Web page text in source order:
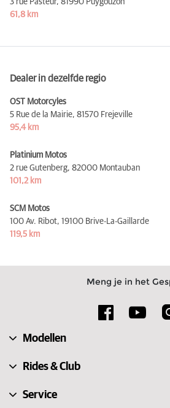
61,8 km
Dealer in dezelfde regio
OST Motorcyles
5 Rue de la Mairie, 81570 Frejeville
95,4 km
Platinium Motos
2 rue Gutenberg, 82000 Montauban
101,2 km
SCM Motos
100 Av. Ribot, 19100 Brive-La-Gaillarde
119,5 km
Meng je in het
Modellen
Rides & Club
Service